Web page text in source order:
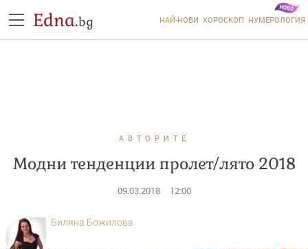
Edna.bg НАЙ-НОВИ ХОРОСКОП НУМЕРОЛОГИЯ
АВТОРИТЕ
Модни тенденции пролет/лято 2018
09.03.2018 12:00
Биляна Божилова